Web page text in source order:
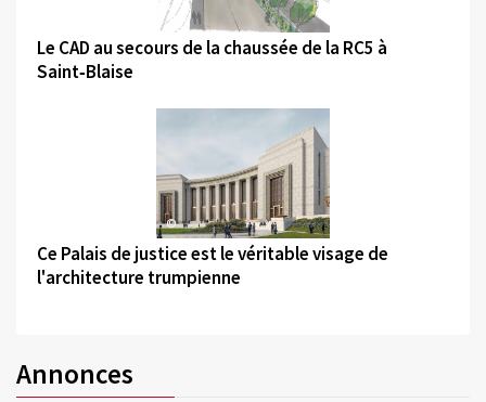
©
Le CAD au secours de la chaussée de la RC5 à
Saint‑Blaise
©
Ce Palais de justice est le véritable visage de
l'architecture trumpienne
Annonces